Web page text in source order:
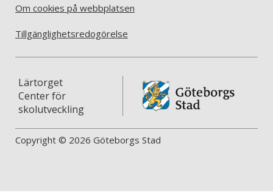
Om cookies på webbplatsen
Tillgänglighetsredogörelse
Lärtorget
Center för
skolutveckling
Copyright © 2026 Göteborgs Stad